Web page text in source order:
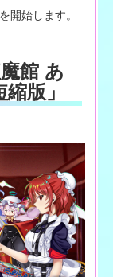
開始します。
館 あ
版」